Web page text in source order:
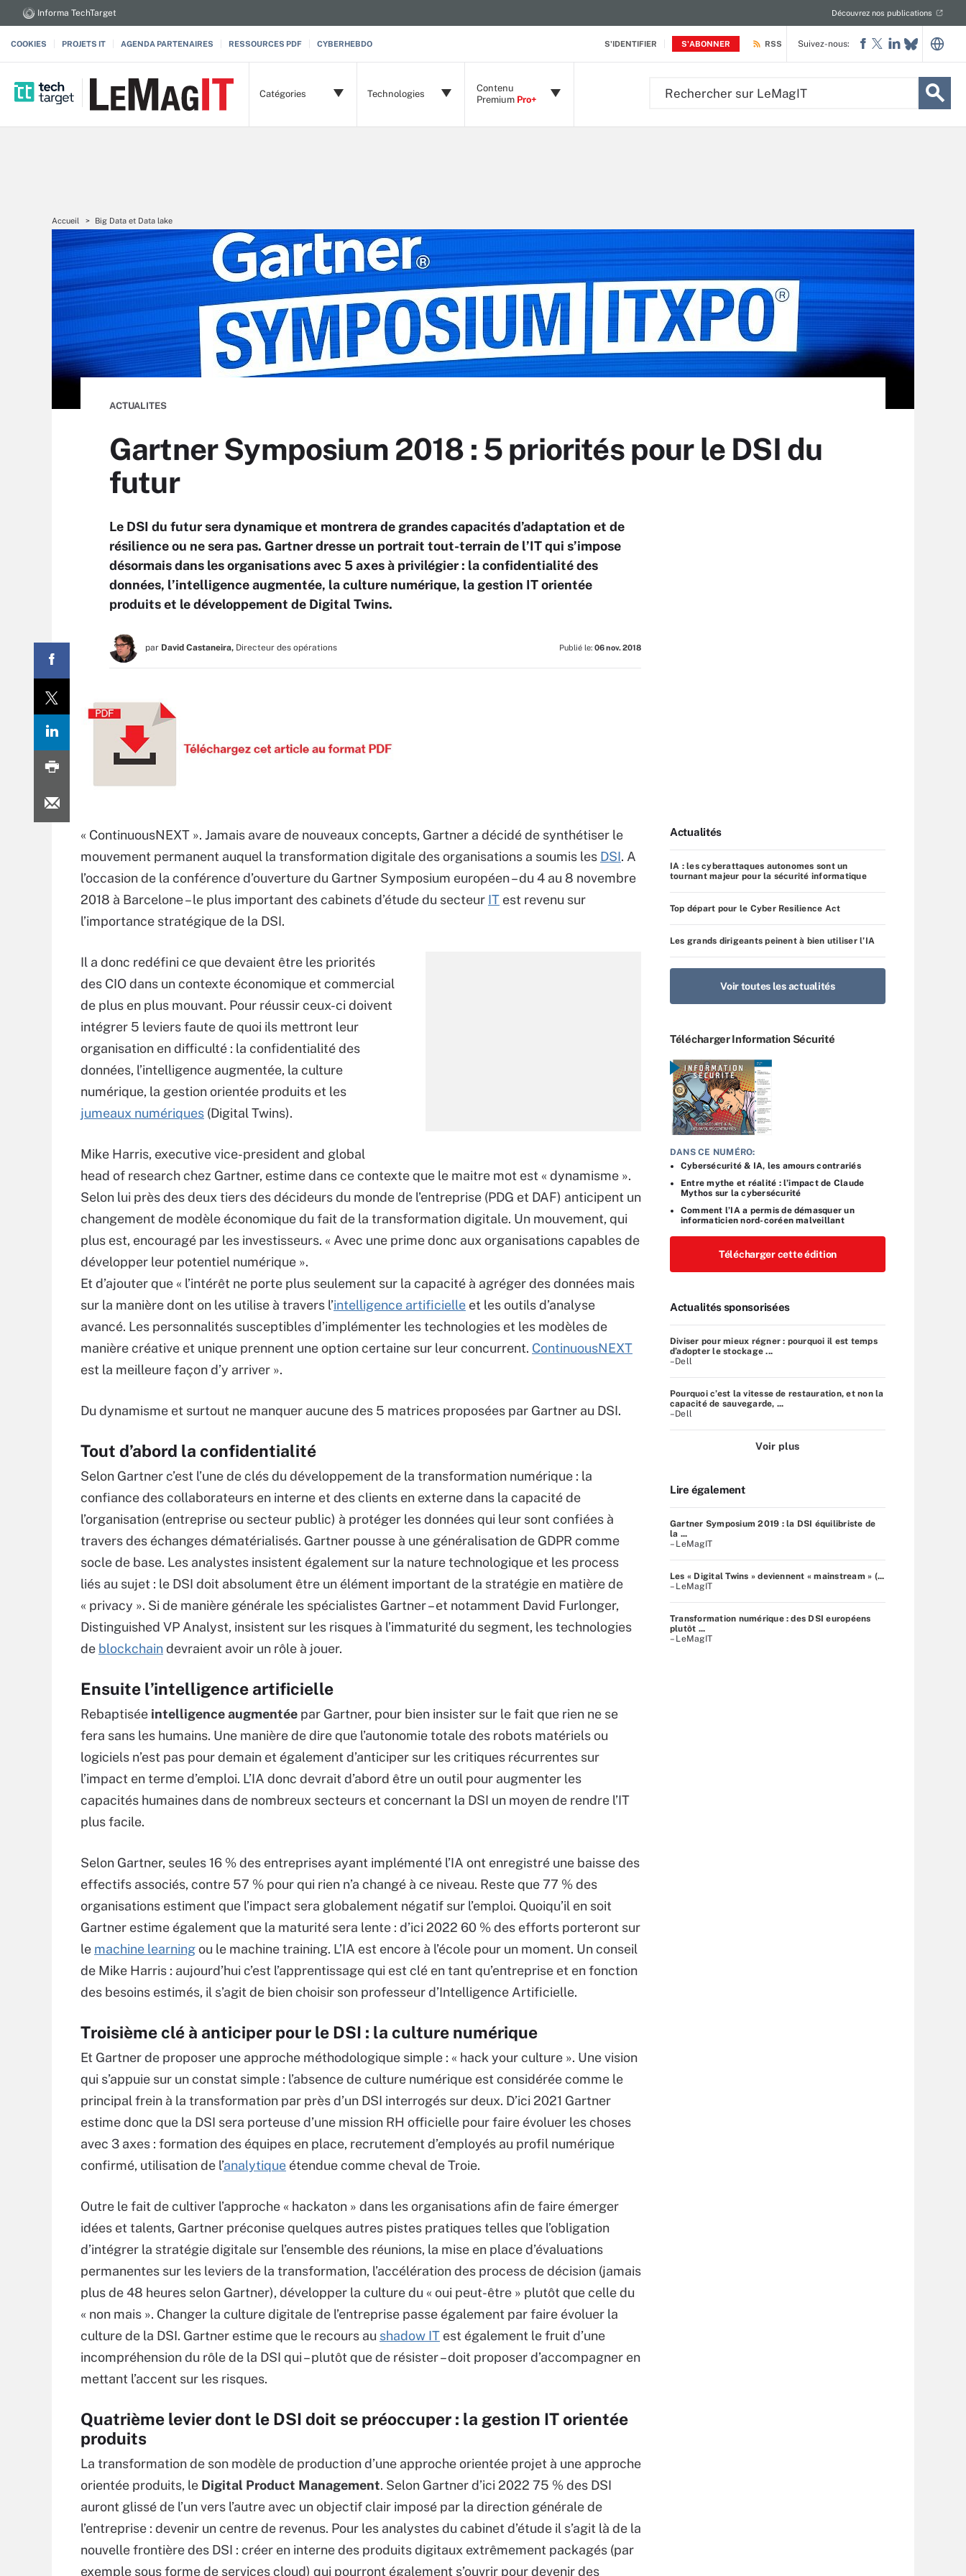
S'IDENTIFIER S'ABONNER
Informa TechTarget Découvrez nos publications
COOKIES PROJETS IT AGENDA PARTENAIRES RESSOURCES PDF CYBERHEBDO RSS
Catégories Technologies
Contenu
Premium Pro+
Suivez-nous:
Accueil Big Data et Data lake
ACTUALITES
Gartner Symposium 2018 : 5 priorités pour le DSI du
futur
Le DSI du futur sera dynamique et montrera de grandes capacités d’adaptation et de
résilience ou ne sera pas. Gartner dresse un portrait tout-terrain de l’IT qui s’impose
désormais dans les organisations avec 5 axes à privilégier : la confidentialité des
données, l’intelligence augmentée, la culture numérique, la gestion IT orientée
produits et le développement de Digital Twins.
par David Castaneira, Directeur des opérations Publié le: 06 nov. 2018
« ContinuousNEXT ». Jamais avare de nouveaux concepts, Gartner a décidé de synthétiser le
mouvement permanent auquel la transformation digitale des organisations a soumis les DSI. A
l’occasion de la conférence d’ouverture du Gartner Symposium européen – du 4 au 8 novembre
2018 à Barcelone – le plus important des cabinets d’étude du secteur IT est revenu sur
l’importance stratégique de la DSI.
Il a donc redéfini ce que devaient être les priorités
des CIO dans un contexte économique et commercial
de plus en plus mouvant. Pour réussir ceux-ci doivent
intégrer 5 leviers faute de quoi ils mettront leur
organisation en difficulté : la confidentialité des
données, l’intelligence augmentée, la culture
numérique, la gestion orientée produits et les
jumeaux numériques (Digital Twins).
Mike Harris, executive vice-president and global
head of research chez Gartner, estime dans ce contexte que le maitre mot est « dynamisme ».
Selon lui près des deux tiers des décideurs du monde de l’entreprise (PDG et DAF) anticipent un
changement de modèle économique du fait de la transformation digitale. Un mouvement, qui
plus est, encouragé par les investisseurs. « Avec une prime donc aux organisations capables de
développer leur potentiel numérique ».
Et d’ajouter que « l’intérêt ne porte plus seulement sur la capacité à agréger des données mais
sur la manière dont on les utilise à travers l’intelligence artificielle et les outils d’analyse
avancé. Les personnalités susceptibles d’implémenter les technologies et les modèles de
manière créative et unique prennent une option certaine sur leur concurrent. ContinuousNEXT
est la meilleure façon d’y arriver ».
Du dynamisme et surtout ne manquer aucune des 5 matrices proposées par Gartner au DSI.
Tout d’abord la confidentialité
Selon Gartner c’est l’une de clés du développement de la transformation numérique : la
confiance des collaborateurs en interne et des clients en externe dans la capacité de
l’organisation (entreprise ou secteur public) à protéger les données qui leur sont confiées à
travers des échanges dématérialisés. Gartner pousse à une généralisation de GDPR comme
socle de base. Les analystes insistent également sur la nature technologique et les process
liés au sujet : le DSI doit absolument être un élément important de la stratégie en matière de
« privacy ». Si de manière générale les spécialistes Gartner – et notamment David Furlonger,
Distinguished VP Analyst, insistent sur les risques à l’immaturité du segment, les technologies
de blockchaindevraient avoir un rôle à jouer.
Ensuite l’intelligence artificielle
Rebaptisée intelligence augmentée par Gartner, pour bien insister sur le fait que rien ne se
fera sans les humains. Une manière de dire que l’autonomie totale des robots matériels ou
logiciels n’est pas pour demain et également d’anticiper sur les critiques récurrentes sur
l’impact en terme d’emploi. L’IA donc devrait d’abord être un outil pour augmenter les
capacités humaines dans de nombreux secteurs et concernant la DSI un moyen de rendre l’IT
plus facile.
Selon Gartner, seules 16 % des entreprises ayant implémenté l’IA ont enregistré une baisse des
effectifs associés, contre 57 % pour qui rien n’a changé à ce niveau. Reste que 77 % des
organisations estiment que l’impact sera globalement négatif sur l’emploi. Quoiqu’il en soit
Gartner estime également que la maturité sera lente : d’ici 2022 60 % des efforts porteront sur
le machine learningou le machine training. L’IA est encore à l’école pour un moment. Un conseil
de Mike Harris : aujourd’hui c’est l’apprentissage qui est clé en tant qu’entreprise et en fonction
des besoins estimés, il s’agit de bien choisir son professeur d’Intelligence Artificielle.
Troisième clé à anticiper pour le DSI : la culture numérique
Et Gartner de proposer une approche méthodologique simple : « hack your culture ». Une vision
qui s’appuie sur un constat simple : l’absence de culture numérique est considérée comme le
principal frein à la transformation par près d’un DSI interrogés sur deux. D’ici 2021 Gartner
estime donc que la DSI sera porteuse d’une mission RH officielle pour faire évoluer les choses
avec 3 axes : formation des équipes en place, recrutement d’employés au profil numérique
confirmé, utilisation de l’analytique étendue comme cheval de Troie.
Outre le fait de cultiver l’approche « hackaton » dans les organisations afin de faire émerger
idées et talents, Gartner préconise quelques autres pistes pratiques telles que l’obligation
d’intégrer la stratégie digitale sur l’ensemble des réunions, la mise en place d’évaluations
permanentes sur les leviers de la transformation, l’accélération des process de décision (jamais
plus de 48 heures selon Gartner), développer la culture du « oui peut-être » plutôt que celle du
« non mais ». Changer la culture digitale de l’entreprise passe également par faire évoluer la
culture de la DSI. Gartner estime que le recours au shadow IT est également le fruit d’une
incompréhension du rôle de la DSI qui – plutôt que de résister – doit proposer d’accompagner en
mettant l’accent sur les risques.
Quatrième levier dont le DSI doit se préoccuper : la gestion IT orientée
produits
La transformation de son modèle de production d’une approche orientée projet à une approche
orientée produits, le Digital Product Management. Selon Gartner d’ici 2022 75 % des DSI
auront glissé de l’un vers l’autre avec un objectif clair imposé par la direction générale de
l’entreprise : devenir un centre de revenus. Pour les analystes du cabinet d’étude il s’agit là de la
nouvelle frontière des DSI : créer en interne des produits digitaux extrêmement packagés (par
exemple sous forme de services cloud) qui pourront également s’ouvrir pour devenir des
Actualités
IA : les cyberattaques autonomes sont un
tournant majeur pour la sécurité informatique
Top départ pour le Cyber Resilience Act
Les grands dirigeants peinent à bien utiliser l’IA
Voir toutes les actualités
Télécharger Information Sécurité
DANS CE NUMÉRO:
Cybersécurité & IA, les amours contrariés
Entre mythe et réalité : l’impact de Claude
Mythos sur la cybersécurité
Comment l’IA a permis de démasquer un
informaticien nord-coréen malveillant
Télécharger cette édition
Actualités sponsorisées
Diviser pour mieux régner : pourquoi il est temps
d’adopter le stockage ...
–Dell
Pourquoi c’est la vitesse de restauration, et non la
capacité de sauvegarde, ...
–Dell
Voir plus
Lire également
Gartner Symposium 2019 : la DSI équilibriste de
la ...
– LeMagIT
Les « Digital Twins » deviennent « mainstream » (...
– LeMagIT
Transformation numérique : des DSI européens
plutôt ...
– LeMagIT